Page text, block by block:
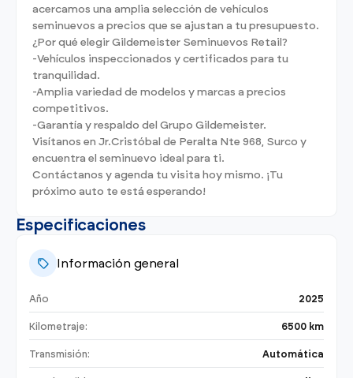
acercamos una amplia selección de vehículos
seminuevos a precios que se ajustan a tu presupuesto.
¿Por qué elegir Gildemeister Seminuevos Retail?
-Vehículos inspeccionados y certificados para tu
tranquilidad.
-Amplia variedad de modelos y marcas a precios
competitivos.
-Garantía y respaldo del Grupo Gildemeister.
Visítanos en Jr.Cristóbal de Peralta Nte 968, Surco y
encuentra el seminuevo ideal para ti.
Contáctanos y agenda tu visita hoy mismo. ¡Tu
próximo auto te está esperando!
Especificaciones
Información general
Año 2025
Kilometraje: 6500 km
Transmisión: Automática